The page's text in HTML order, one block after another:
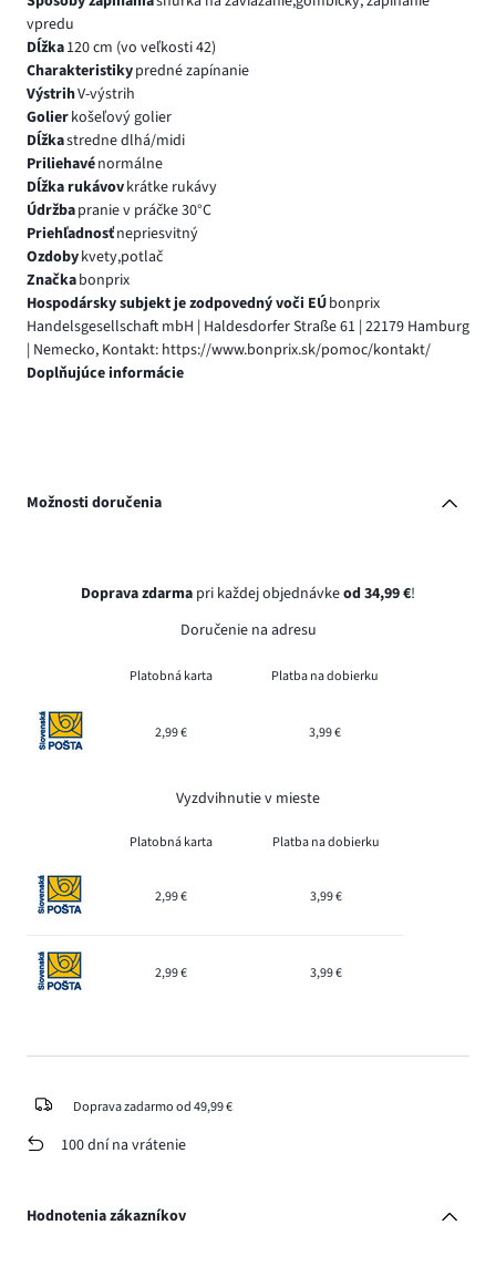
vpredu
Dĺžka120 cm (vo veľkosti 42)
Charakteristikypredné zapínanie
VýstrihV-výstrih
Golierkošeľový golier
Dĺžkastredne dlhá/midi
Priliehavénormálne
Dĺžka rukávovkrátke rukávy
Údržbapranie v práčke 30°C
Priehľadnosťnepriesvitný
Ozdobykvety,potlač
Značkabonprix
Hospodársky subjekt je zodpovedný voči EÚbonprix
Handelsgesellschaft mbH | Haldesdorfer Straße 61 | 22179 Hamburg
| Nemecko, Kontakt: https://www.bonprix.sk/pomoc/kontakt/
Doplňujúce informácie
Možnosti doručenia
Doprava zdarma pri každej objednávkeod 34,99 €!
Doručenie na adresu
Platobná karta Platba na dobierku
2,99 € 3,99 €
Vyzdvihnutie v mieste
Platobná karta Platba na dobierku
2,99 € 3,99 €
2,99 € 3,99 €
Doprava zadarmo od 49,99 €
100 dní na vrátenie
Hodnotenia zákazníkov